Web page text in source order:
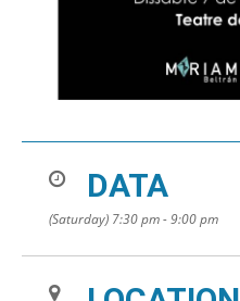
DATA
(Saturday) 7:30 pm - 9:00 pm